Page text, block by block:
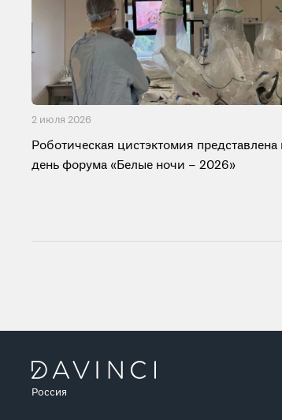
2 июля 2026
Роботическая цистэктомия представлена
день форума «Белые ночи – 2026»
Россия